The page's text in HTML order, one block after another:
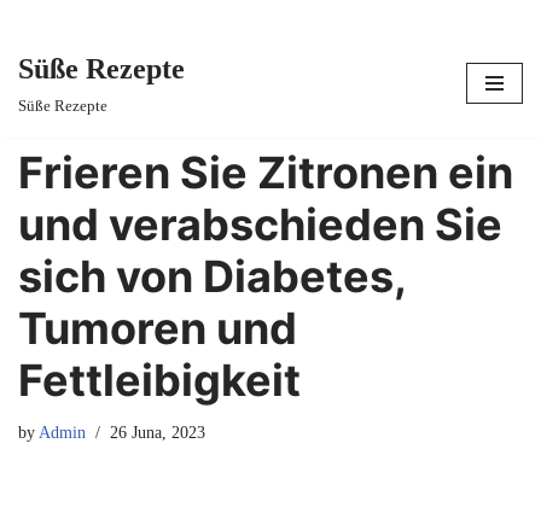
content
Süße Rezepte
Süße Rezepte
Frieren Sie Zitronen ein
und verabschieden Sie
sich von Diabetes,
Tumoren und
Fettleibigkeit
by Admin 26 Juna, 2023